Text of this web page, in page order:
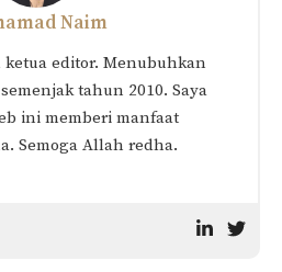
Naim
editor. Menubuhkan
tahun 2010. Saya
ini memberi manfaat
Semoga Allah redha.